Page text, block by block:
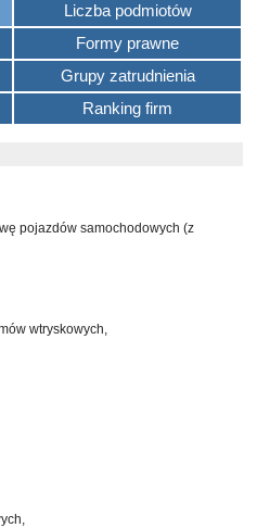
Liczba podmiotów
Formy prawne
Grupy zatrudnienia
Ranking firm
pojazdów samochodowych (z
wtryskowych,